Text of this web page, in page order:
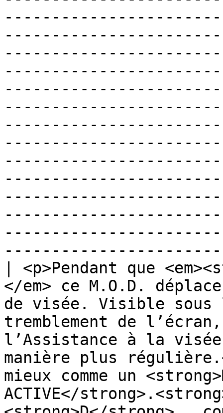
| <p>Pendant que
</em> ce M.O.D.
de visée. Visible sous
tremblement de
l’Assistance à la
manière plus
mieux comme un
ACTIVE</